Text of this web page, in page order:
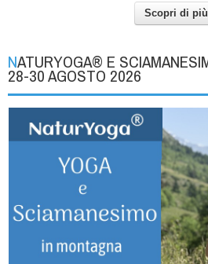
Scopri di più
NATURYOGA® E SCIAMANESIMO IN MONTAGNA |
28-30 AGOSTO 2026